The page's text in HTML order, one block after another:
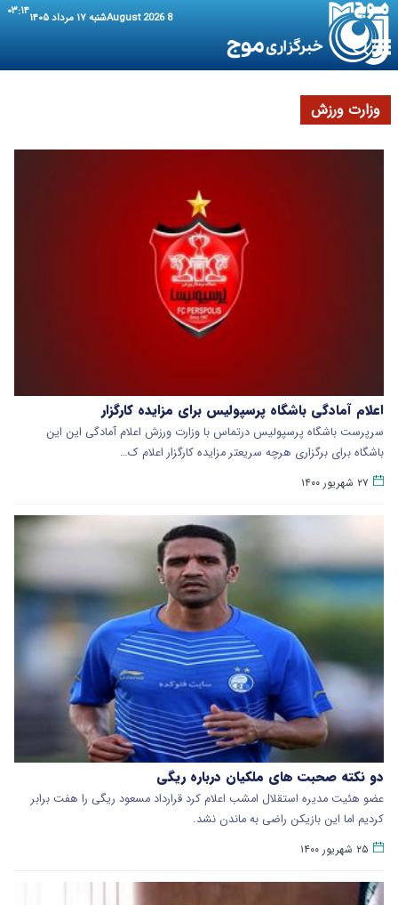
8 August 2026 شنبه ۱۷ مرداد ۱۴۰۵ ۰۳:۱۴
وزارت ورزش
اعلام آمادگی باشگاه پرسپولیس برای مزایده کارگزار
سرپرست باشگاه پرسپولیس درتماس با وزارت ورزش اعلام آمادگی این این
باشگاه برای برگزاری هرچه سریعتر مزایده کارگزار اعلام ک…
۲۷ شهریور ۱۴۰۰
دو نکته صحبت های ملکیان درباره ریگی
عضو هئیت مدیره استقلال امشب اعلام کرد قرارداد مسعود ریگی را هفت برابر
کردیم اما این بازیکن راضی به ماندن نشد.
۲۵ شهریور ۱۴۰۰